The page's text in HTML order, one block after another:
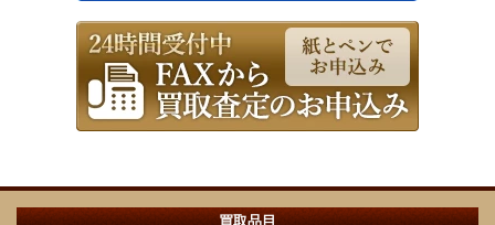
買取品目